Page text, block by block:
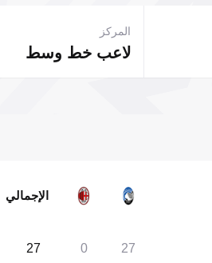
لاعب خط وسط
المركز
الإجمالي
27
0
27